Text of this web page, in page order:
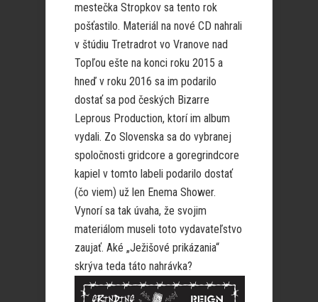
mestečka Stropkov sa tento rok
pošťastilo. Materiál na nové CD nahrali
v štúdiu Tretradrot vo Vranove nad
Topľou ešte na konci roku 2015 a
hneď v roku 2016 sa im podarilo
dostať sa pod českých Bizarre
Leprous Production, ktorí im album
vydali. Zo Slovenska sa do vybranej
spoločnosti gridcore a goregrindcore
kapiel v tomto labeli podarilo dostať
(čo viem) už len Enema Shower.
Vynorí sa tak úvaha, že svojim
materiálom museli toto vydavateľstvo
zaujať. Aké „Ježišové prikázania“
skrýva teda táto nahrávka?